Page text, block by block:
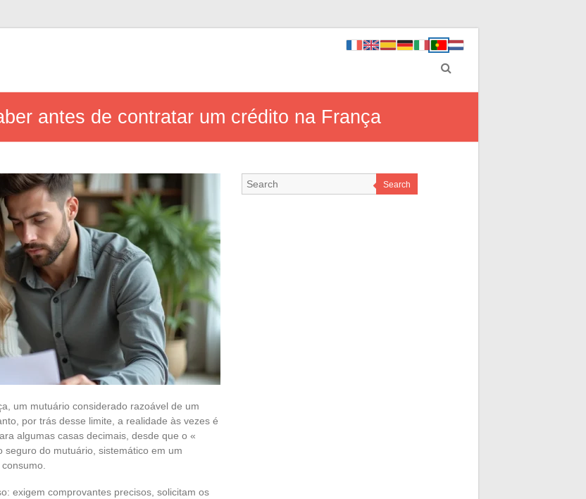
antes de contratar um crédito na França
um mutuário considerado razoável de um
por trás desse limite, a realidade às vezes é
algumas casas decimais, desde que o «
do mutuário, sistemático em um
exigem comprovantes precisos, solicitam os
Search